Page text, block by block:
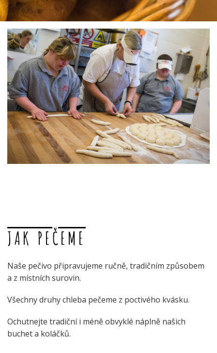
JAK PEČEME
Naše pečivo připravujeme ručně, tradičním způsobem
a z místních surovin.
Všechny druhy chleba pečeme z poctivého kvásku.
Ochutnejte tradiční i méně obvyklé náplně našich
buchet a koláčků.